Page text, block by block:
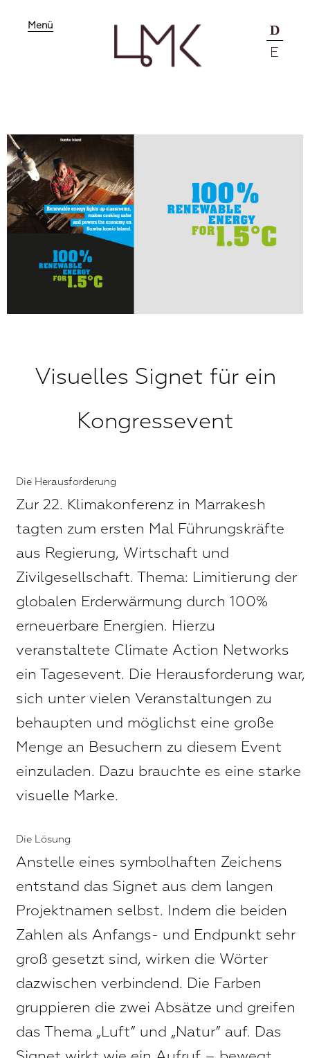
Menü D
E
Visuelles Signet für ein
Kongressevent
Die Herausforderung
Zur 22. Klimakonferenz in Marrakesh
tagten zum ersten Mal Führungskräfte
aus Regierung, Wirtschaft und
Zivilgesellschaft. Thema: Limitierung der
globalen Erderwärmung durch 100%
erneuerbare Energien. Hierzu
veranstaltete Climate Action Networks
ein Tagesevent. Die Herausforderung war,
sich unter vielen Veranstaltungen zu
behaupten und möglichst eine große
Menge an Besuchern zu diesem Event
einzuladen. Dazu brauchte es eine starke
visuelle Marke.
Die Lösung
Anstelle eines symbolhaften Zeichens
entstand das Signet aus dem langen
Projektnamen selbst. Indem die beiden
Zahlen als Anfangs- und Endpunkt sehr
groß gesetzt sind, wirken die Wörter
dazwischen verbindend. Die Farben
gruppieren die zwei Absätze und greifen
das Thema „Luft” und „Natur” auf. Das